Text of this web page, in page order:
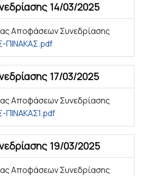
14/03/2025
Αποφάσεων Συνεδρίασης
ΠΙΝΑΚΑΣ.pdf
17/03/2025
Αποφάσεων Συνεδρίασης
ΠΙΝΑΚΑΣ1.pdf
19/03/2025
Αποφάσεων Συνεδρίασης